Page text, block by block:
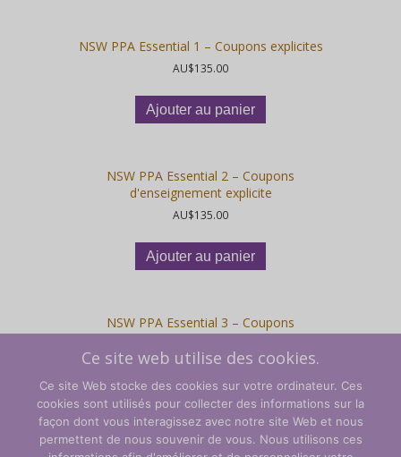
NSW PPA Essential 1 – Coupons explicites
AU$135.00
Ajouter au panier
NSW PPA Essential 2 – Coupons
d'enseignement explicite
AU$135.00
Ajouter au panier
NSW PPA Essential 3 – Coupons
d'apprentissage explicite
AU$135.00
Ajouter au panier
Ce site web utilise des cookies.
Ce site Web stocke des cookies sur votre ordinateur. Ces
cookies sont utilisés pour collecter des informations sur la
façon dont vous interagissez avec notre site Web et nous
permettent de nous souvenir de vous. Nous utilisons ces